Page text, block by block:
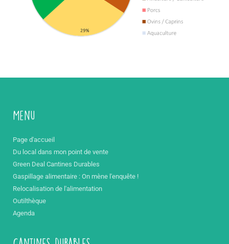
Menu
Page d'accueil
Du local dans mon point de vente
Green Deal Cantines Durables
Gaspillage alimentaire : On mène l'enquête !
Relocalisation de l'alimentation
Outilthèque
Agenda